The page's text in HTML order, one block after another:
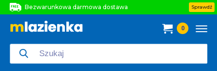
Bezwarunkowa darmowa dostawa
Bezwarunkowa darmowa dostawa
Sprawdź
0